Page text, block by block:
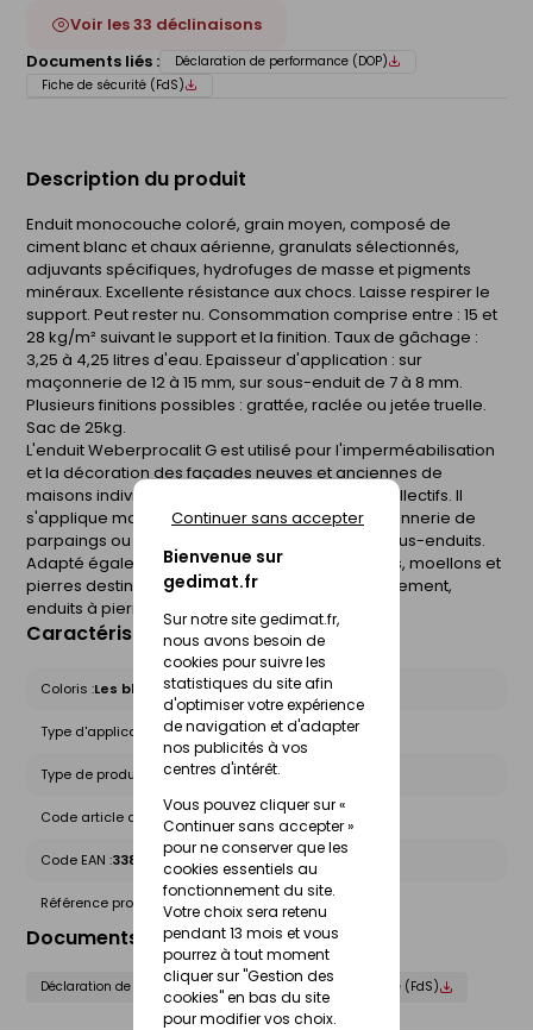
Bienvenue sur
gedimat.fr
Sur notre site gedimat.fr,
nous avons besoin de
cookies pour suivre les
statistiques du site afin
d'optimiser votre expérience
de navigation et d'adapter
nos publicités à vos
centres d'intérêt.
Vous pouvez cliquer sur «
Continuer sans accepter »
pour ne conserver que les
cookies essentiels au
fonctionnement du site.
Votre choix sera retenu
pendant 13 mois et vous
pourrez à tout moment
cliquer sur "Gestion des
cookies" en bas du site
pour modifier vos choix.
Continuer sans accepter
Voir les 33 déclinaisons
Documents liés :
Déclaration de performance (DOP)
Fiche de sécurité (FdS)
Description du produit
Enduit monocouche coloré, grain moyen, composé de
ciment blanc et chaux aérienne, granulats sélectionnés,
adjuvants spécifiques, hydrofuges de masse et pigments
minéraux. Excellente résistance aux chocs. Laisse respirer le
support. Peut rester nu. Consommation comprise entre : 15 et
28 kg/m² suivant le support et la finition. Taux de gâchage :
3,25 à 4,25 litres d'eau. Epaisseur d'application : sur
maçonnerie de 12 à 15 mm, sur sous-enduit de 7 à 8 mm.
Plusieurs finitions possibles : grattée, raclée ou jetée truelle.
Sac de 25kg.
L'enduit Weberprocalit G est utilisé pour l'imperméabilisation
et la décoration des façades neuves et anciennes de
maisons individuelles ou de petits logements collectifs. Il
s'applique manuellement sur supports de maçonnerie de
parpaings ou de brique (Rt3 ou Rt2), béton et sous-enduits.
Adapté également aux maçonneries de briques, moellons et
pierres destinées à rester apparentes (rejointoiement,
enduits à pierres vues).
Caractéristiques du produit
Coloris :Les blancs et crèmes
Type d'application :Manuel
Type de produit : Enduits
Code article chez le fournisseur : 10820001
Code EAN :3388751001475
Référence produit nationale Gedimat :25215977
Documents liés
Déclaration de performance (DOP) Fiche de sécurité (FdS)